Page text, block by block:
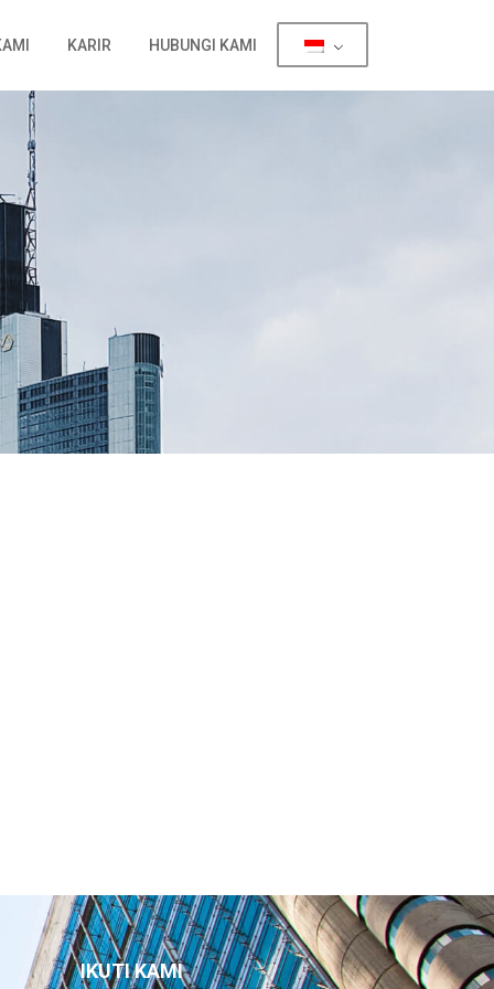
KARIR HUBUNGI KAMI
IKUTI KAMI